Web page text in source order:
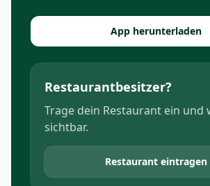
App herunterladen
Restaurantbesitzer?
Trage dein Restaurant ein und
sichtbar.
Restaurant eintragen